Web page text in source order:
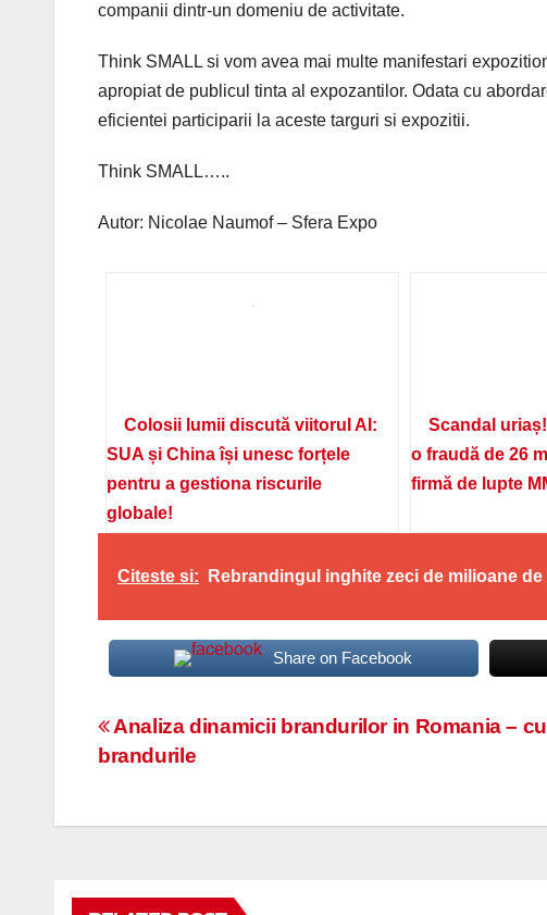
companii dintr-un domeniu de activitate.
Think SMALL si vom avea mai multe manifestari
apropiat de publicul tinta al expozantilor. Odata cu
eficientei participarii la aceste targuri si expozitii.
Think SMALL…..
Autor: Nicolae Naumof – Sfera Expo
Colosii lumii discută viitorul AI:
SUA și China își unesc forțele
pentru a gestiona riscurile
globale!
Scandal
o fraudă de 26
firmă de lupte
Citeste si: Rebrandingul inghite zeci de milioane de
Share on Facebook
Navigare
articole
Analiza dinamicii brandurilor in Romania –
brandurile